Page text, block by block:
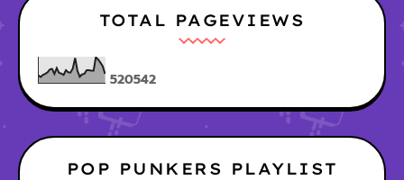
TOTAL PAGEVIEWS
520542
POP PUNKERS PLAYLIST